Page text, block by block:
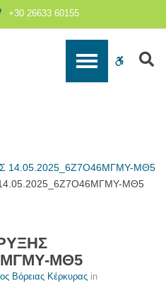
+30 26633 60155
WCAG
14.05.2025_6Ζ7Ο46ΜΓΜΥ-ΜΘ5
ΜΘ5
ΜΘ5
Βόρειας Κέρκυρας in